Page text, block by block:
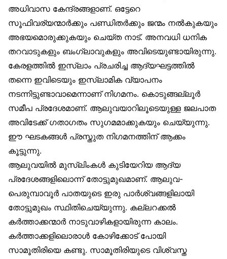
അധിവാസ കേന്ദ്രങ്ങളാണ്. ഒട്ടേറെ
സൂഫിവര്യന്മാർക്കും പണ്ഡിതർക്കും ജന്മം നൽകുകയും
അഭയമൊരുക്കുകയും ചെയ്ത നാട്. അനവധി ധനിക
തറവാടുകളും ബംഗ്ലാവുകളും അവിടെയുണ്ടായിരുന്നു.
കേരളത്തിൽ ഇസ്‌ലാം പ്രചരിച്ച ആദ്യഘട്ടത്തിൽ
തന്നെ ഇവിടെയും ഇസ്‌ലാമിക വ്യാപനം
നടന്നിട്ടുണ്ടാവാമെന്നാണ് നിഗമനം. കൊടുങ്ങല്ലൂർ
സമീപ പ്രദേശമാണ്. ആലുവയാറിലൂടെയുള്ള ജലപാത
അവിടേക്ക് ഗതാഗതം സുഗമമാക്കുകയും ചെയ്യുന്നു.
ഈ ഘടകങ്ങൾ പ്രസ്തുത നിഗമനത്തിന് ആക്കം
കൂട്ടുന്നു.
ആലുവയിൽ മുസ്‌ലിംകൾ കുടിയേറിയ ആദ്യ
പ്രദേശങ്ങളിലൊന്ന് തോട്ടുമുഖമാണ്. ആലുവ-
പെരുമ്പാവൂർ പാതയുടെ ഇരു പാർശ്വങ്ങളിലായി
തോട്ടുമുഖം സ്ഥിതിചെയ്യുന്നു. കല്ലറക്കൽ
കർത്താക്കന്മാർ നാടുവാഴികളായിരുന്ന കാലം.
കർത്താക്കളിലൊരാൾ കോഴിക്കോട് പോയി
സാമൂതിരിയെ കണ്ടു. സാമൂതിരിയുടെ വിശ്വസ്ത